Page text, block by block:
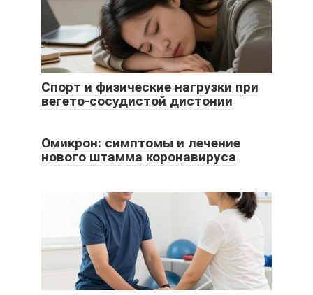
Спорт и физические нагрузки при
вегето-сосудистой дистонии
Омикрон: симптомы и лечение
нового штамма коронавируса